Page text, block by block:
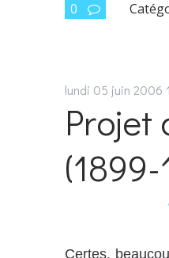
0
lundi 05 juin 2006
Projet
Certes,